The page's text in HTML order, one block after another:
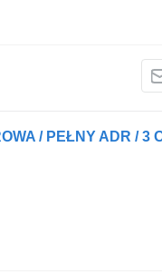
/ PEŁNY ADR / 3